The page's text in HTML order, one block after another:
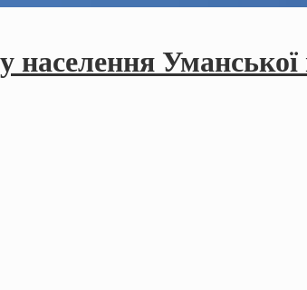
населення Уманської